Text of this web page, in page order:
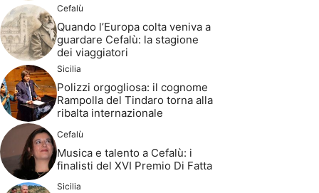
Cefalù
Quando l’Europa colta veniva a
guardare Cefalù: la stagione
dei viaggiatori
Sicilia
Polizzi orgogliosa: il cognome
Rampolla del Tindaro torna alla
ribalta internazionale
Cefalù
Musica e talento a Cefalù: i
finalisti del XVI Premio Di Fatta
Sicilia